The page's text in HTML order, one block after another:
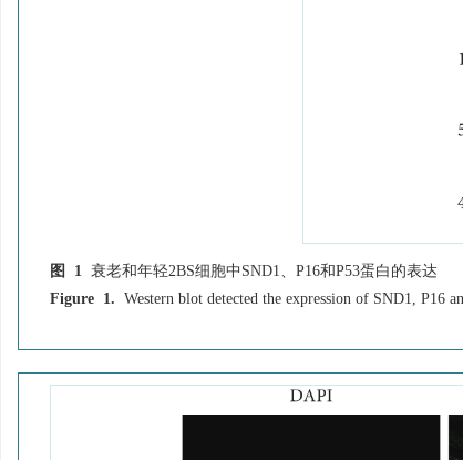
图 1 衰老和年轻2BS细胞中SND1、P16和P53蛋白的表达
Figure 1. Western blot detected the expression of SND1, P16